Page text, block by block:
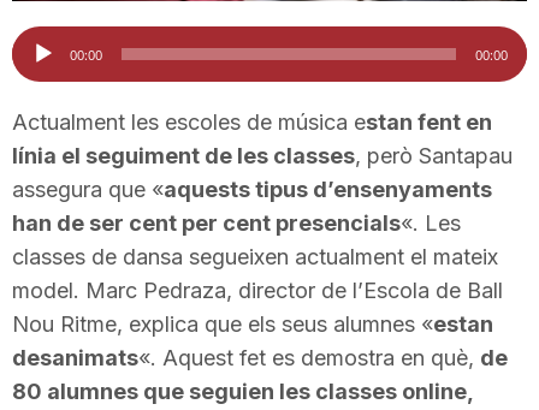
a
g
o
Reproductor
d'àudio
00:00 00:00
Actualment les escoles de música estan fent en
línia el seguiment de les classes, però Santapau
assegura que «aquests tipus d’ensenyaments
han de ser cent per cent presencials«. Les
classes de dansa segueixen actualment el mateix
model. Marc Pedraza, director de l’Escola de Ball
Nou Ritme, explica que els seus alumnes «estan
desanimats«. Aquest fet es demostra en què, de
80 alumnes que seguien les classes online,